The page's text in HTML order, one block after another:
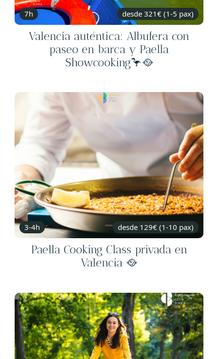
7h desde 321€ (1-5 pax)
Valencia auténtica: Albufera con
paseo en barca y Paella
Showcooking🦩🥘
3-4h desde 129€ (1-10 pax)
Paella Cooking Class privada en
Valencia 🥘